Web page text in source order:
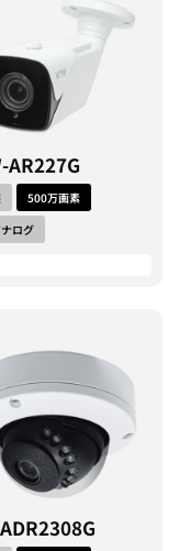
AR227G
500万画素
ログ